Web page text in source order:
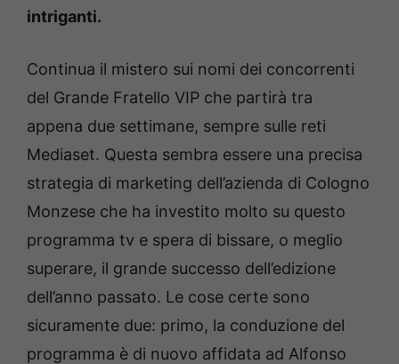
intriganti.
Continua il mistero sui nomi dei concorrenti
del Grande Fratello VIP che partirà tra
appena due settimane, sempre sulle reti
Mediaset. Questa sembra essere una precisa
strategia di marketing dell’azienda di Cologno
Monzese che ha investito molto su questo
programma tv e spera di bissare, o meglio
superare, il grande successo dell’edizione
dell’anno passato. Le cose certe sono
sicuramente due: primo, la conduzione del
programma è di nuovo affidata ad Alfonso